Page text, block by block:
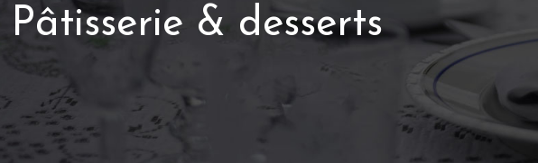
Pâtisserie & desserts